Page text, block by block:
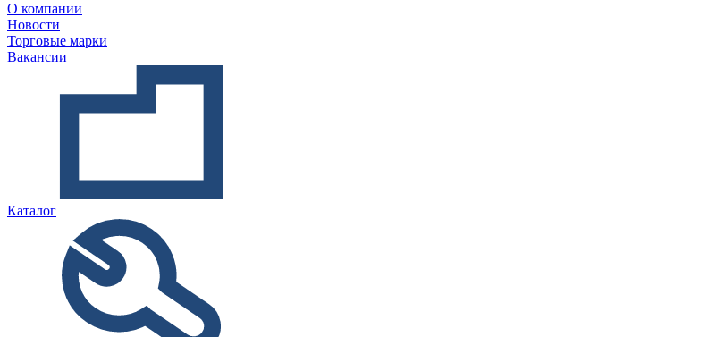
О компании
Новости
Торговые марки
Вакансии
Каталог